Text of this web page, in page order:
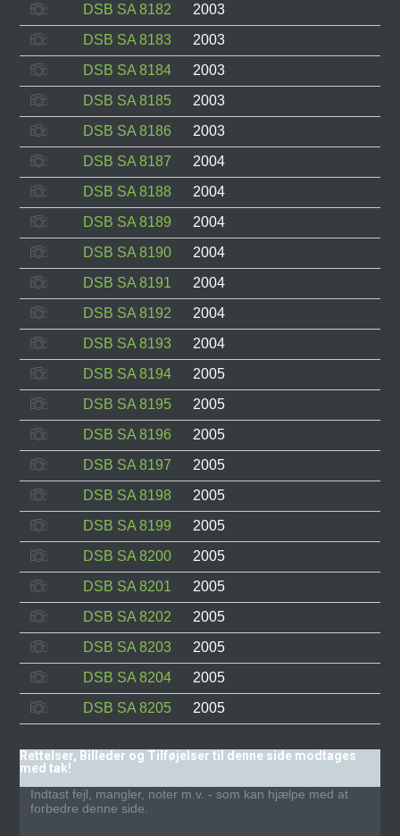
DSB SA 8182
2003
DSB SA 8183
2003
DSB SA 8184
2003
DSB SA 8185
2003
DSB SA 8186
2003
DSB SA 8187
2004
DSB SA 8188
2004
DSB SA 8189
2004
DSB SA 8190
2004
DSB SA 8191
2004
DSB SA 8192
2004
DSB SA 8193
2004
DSB SA 8194
2005
DSB SA 8195
2005
DSB SA 8196
2005
DSB SA 8197
2005
DSB SA 8198
2005
DSB SA 8199
2005
DSB SA 8200
2005
DSB SA 8201
2005
DSB SA 8202
2005
DSB SA 8203
2005
DSB SA 8204
2005
DSB SA 8205
2005
Rettelser, Billeder og Tilføjelser til denne side modtages
med tak!